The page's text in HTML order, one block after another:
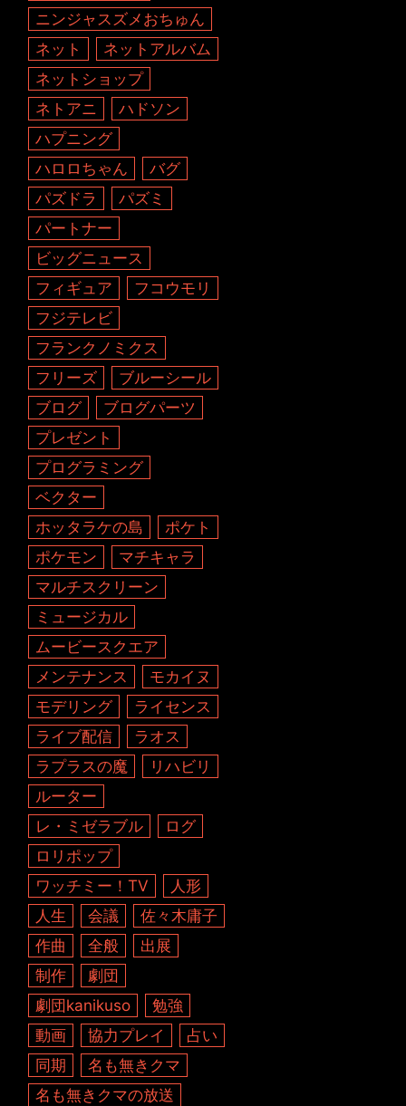
ニンジャスズメおちゅん
ネット
ネットアルバム
ネットショップ
ネトアニ
ハドソン
ハプニング
ハロロちゃん
バグ
パズドラ
パズミ
パートナー
ビッグニュース
フィギュア
フコウモリ
フジテレビ
フランクノミクス
フリーズ
ブルーシール
ブログ
ブログパーツ
プレゼント
プログラミング
ベクター
ホッタラケの島
ポケト
ポケモン
マチキャラ
マルチスクリーン
ミュージカル
ムービースクエア
メンテナンス
モカイヌ
モデリング
ライセンス
ライブ配信
ラオス
ラプラスの魔
リハビリ
ルーター
レ・ミゼラブル
ログ
ロリポップ
ワッチミー！TV
人形
人生
会議
佐々木庸子
作曲
全般
出展
制作
劇団
劇団kanikuso
勉強
動画
協力プレイ
占い
同期
名も無きクマ
名も無きクマの放送